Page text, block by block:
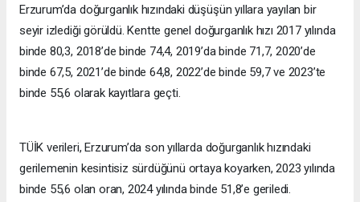
Erzurum’da doğurganlık hızındaki düşüşün yıllara yayılan bir
seyir izlediği görüldü. Kentte genel doğurganlık hızı 2017 yılında
binde 80,3, 2018’de binde 74,4, 2019’da binde 71,7, 2020’de
binde 67,5, 2021’de binde 64,8, 2022’de binde 59,7 ve 2023’te
binde 55,6 olarak kayıtlara geçti.
TÜİK verileri, Erzurum’da son yıllarda doğurganlık hızındaki
gerilemenin kesintisiz sürdüğünü ortaya koyarken, 2023 yılında
binde 55,6 olan oran, 2024 yılında binde 51,8’e geriledi.